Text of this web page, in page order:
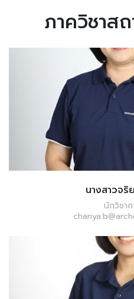
ภาควิชาส
นางสาวจ
นักวิชา